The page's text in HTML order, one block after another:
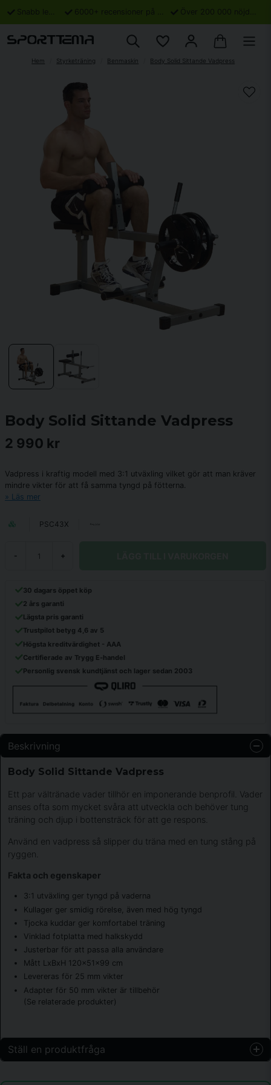
Snabb leverans 6000+ recensioner på Trustpilot Över 200 000 nöjda kunder
Hem Styrketräning Benmaskin Body Solid Sittande Vadpress
Body Solid Sittande Vadpress
2 990 kr
Vadpress i kraftig modell med 3:1 utväxling vilket gör att man kräver
mindre vikter för att få samma tyngd på fötterna.
Läs mer
PSC43X
- +
30 dagars öppet köp
2 års garanti
Lägsta pris garanti
Trustpilot betyg 4,6 av 5
Högsta kreditvärdighet - AAA
Certifierade av Trygg E-handel
Personlig svensk kundtjänst och lager sedan 2003
Beskrivning
Body Solid Sittande Vadpress
Ett par vältränade vader tillhör en imponerande benprofil. Vader
anses ofta som mycket svåra att utveckla och behöver tung
träning och djup i bottensträck för att ge respons.
Använd en vadpress så slipper du träna med en tung stång på
ryggen.
Fakta och egenskaper
3:1 utväxling ger tyngd på vaderna
Kullager ger smidig rörelse, även med hög tyngd
Tjocka kuddar ger komfortabel träning
Vinklad fotplatta med halkskydd
Justerbar för att passa alla användare
Mått LxBxH 120x51x99 cm
Levereras för 25 mm vikter
Adapter för 50 mm vikter är tillbehör
(Se relaterade produkter)
Ställ en produktfråga
Fråga oss något om denna produkten...